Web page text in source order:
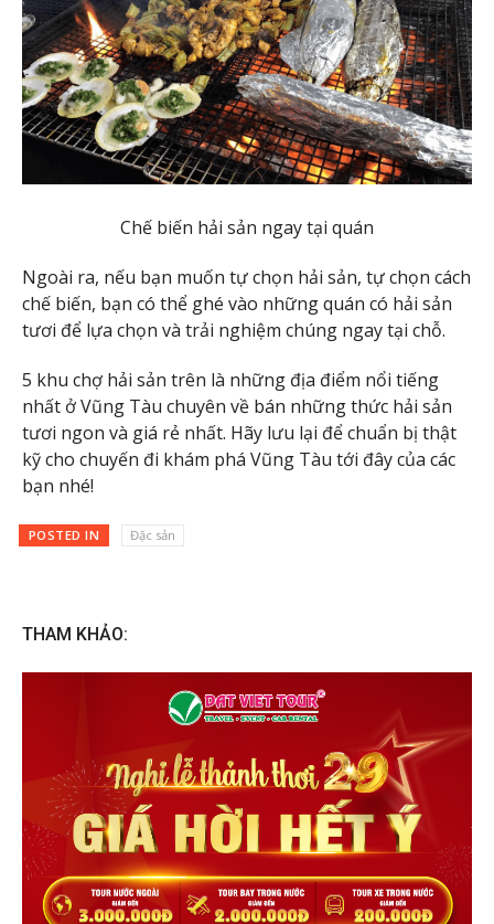
Chế biến hải sản ngay tại quán
Ngoài ra, nếu bạn muốn tự chọn hải sản, tự chọn cách
chế biến, bạn có thể ghé vào những quán có hải sản
tươi để lựa chọn và trải nghiệm chúng ngay tại chỗ.
5 khu chợ hải sản trên là những địa điểm nổi tiếng
nhất ở Vũng Tàu chuyên về bán những thức hải sản
tươi ngon và giá rẻ nhất. Hãy lưu lại để chuẩn bị thật
kỹ cho chuyến đi khám phá Vũng Tàu tới đây của các
bạn nhé!
POSTED IN Đặc sản
THAM KHẢO: